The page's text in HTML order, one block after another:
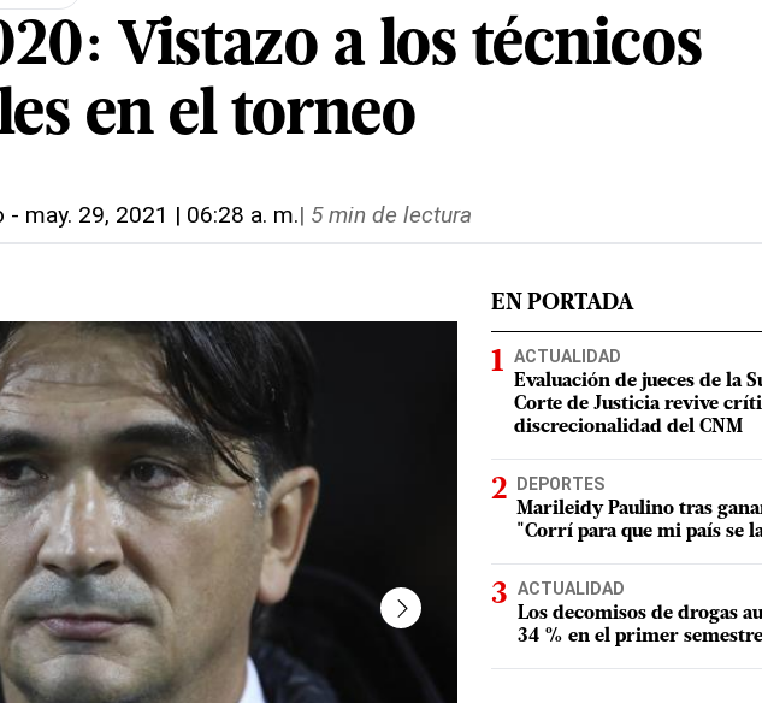
Vistazo a los técnicos
en el torneo
- may. 29, 2021 | 06:28 a. m.| 5 min de lectura
EN PORTADA
ACTUALIDAD
Evaluación de jueces de la
Corte de Justicia revive
discrecionalidad del CNM
DEPORTES
Marileidy Paulino tras
"Corrí para que mi país se
ACTUALIDAD
Los decomisos de drogas
34 % en el primer